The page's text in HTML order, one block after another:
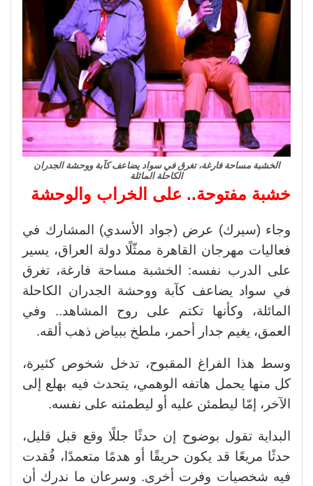
الخشبة مساحة فارغة، تغرق في سواد يضاعف كآبة ووحشة الجدران
الكاحلة المائلة
خشبة مفتوحة.. على الخراب والوحشة
وجاء (سيرك) عرض (جواد الأسدي) المشارك في
فعاليات مهرجان القاهرة ممثّلًا دولة العراق، يسير
على الدرب نفسه: الخشبة مساحة فارغة، تغرق
في سواد يضاعف كآبة ووحشة الجدران الكاحلة
المائلة، وكأنها تكتم على روح المشاهد.. وفي
العمق، يغيم جدار أحمر، ملطخ ببياض ذهب ألقه.
وسط هذا الفراغ المقبوح، تدخل شخوص كثيرة،
كل منها يحمل هاتفه الوهمي، يتحدث فيه بهلع إلى
الآخر، إمّا ليطمئن عليه أو ليطمئنه على نفسه.
البداية تقول بوضوح إن حدثًا جللًا وقع قبل قليل،
حدثًا مريعًا قد يكون حريقًا أو هدمًا متعمدًا، فُقدت
فيه شخصيات وفرت أخرى. وسرعان ما ندرك أن